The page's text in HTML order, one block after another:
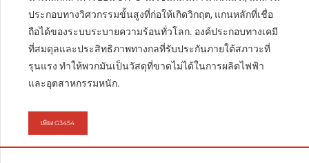
ประกอบทางวิศวกรรมขั้นสูงที่ก่อให้เกิดวิกฤต, แกนหลักที่เชื่อ
ถือได้ของระบบระบายความร้อนทั่วโลก. องค์ประกอบทางเคมี
ที่สมดุลและประสิทธิภาพทางกลที่รับประกันภายใต้สภาวะที่
รุนแรง ทำให้พวกมันเป็นวัสดุที่ขาดไม่ได้ในการผลิตไฟฟ้า
และอุตสาหกรรมหนัก.
เพียง G3454